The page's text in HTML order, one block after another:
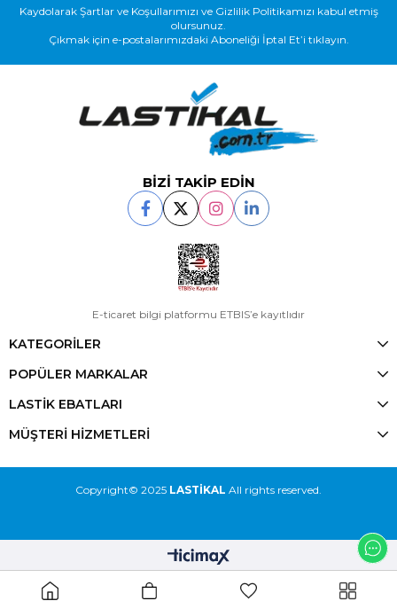
Kaydolarak Şartlar ve Koşullarımızı ve Gizlilik Politikamızı kabul etmiş
olursunuz.
Çıkmak için e-postalarımızdaki Aboneliği İptal Et’i tıklayın.
BİZİ TAKİP EDİN
E-ticaret bilgi platformu ETBIS’e kayıtlıdır
KATEGORİLER
POPÜLER MARKALAR
LASTİK EBATLARI
MÜŞTERİ HİZMETLERİ
Copyright© 2025 LASTİKAL All rights reserved.